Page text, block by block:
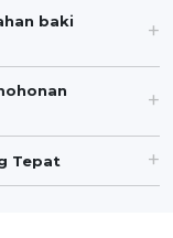
baki
Tepat